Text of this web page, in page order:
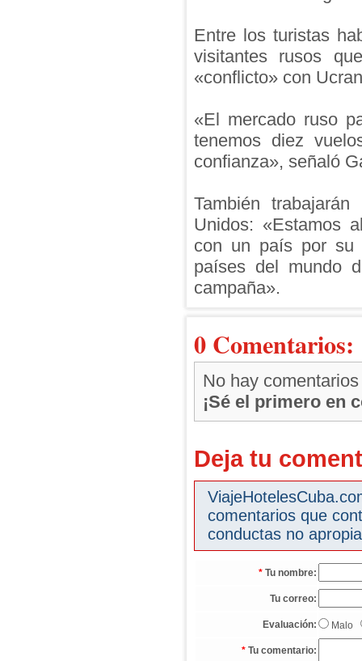
Entre los turistas
visitantes rusos
«conflicto» con
«El mercado ruso
tenemos diez
confianza», señaló
También
Unidos: «Estamos
con un país por su
países del mundo
campaña».
0 Comentarios:
No hay comentarios
¡Sé el primero en
Deja tu
comentarios que
conductas no
* Tu nombre:
Tu correo:
Evaluación: Malo
* Tu comentario: